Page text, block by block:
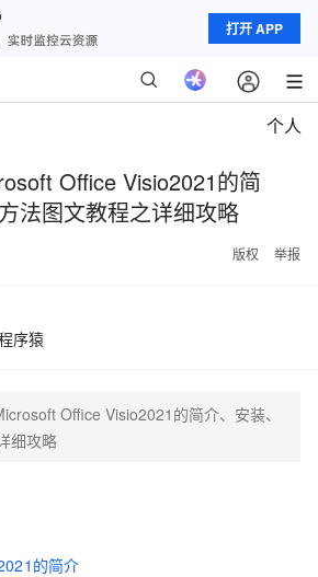
打开 APP
个人
Office Visio2021的简
法图文教程之详细攻略
版权 举报
序猿
Office Visio2021的简介、安装、
细攻略
的简介